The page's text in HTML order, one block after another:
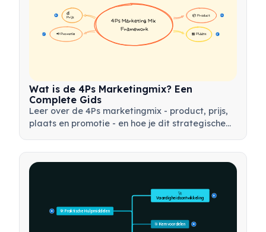
📦 Product 16
💰
Prijs
16
🏪 Plaats 17
📢 Promotie
17
4Ps Marketing Mix
Framework
Wat is de 4Ps Marketingmix? Een
Complete Gids
Leer over de 4Ps marketingmix - product, prijs,
plaats en promotie - en hoe je dit strategische
🎯 Kernvoordelen 15
🛠️ Praktische Hulpmiddelen
15
🚀
Vaardigheidsontwikkeling
15